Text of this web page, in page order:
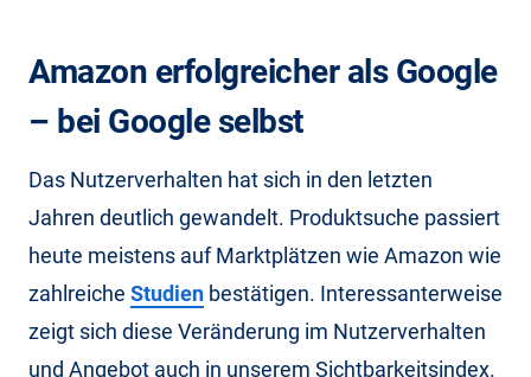
Amazon erfolgreicher als Google
– bei Google selbst
Das Nutzerverhalten hat sich in den letzten
Jahren deutlich gewandelt. Produktsuche passiert
heute meistens auf Marktplätzen wie Amazon wie
zahlreiche Studien bestätigen. Interessanterweise
zeigt sich diese Veränderung im Nutzerverhalten
und Angebot auch in unserem Sichtbarkeitsindex.